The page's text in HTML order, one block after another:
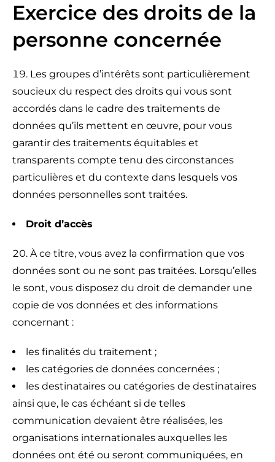
Exercice des droits de la
personne concernée
Les groupes d’intérêts sont particulièrement
soucieux du respect des droits qui vous sont
accordés dans le cadre des traitements de
données qu’ils mettent en œuvre, pour vous
garantir des traitements équitables et
transparents compte tenu des circonstances
particulières et du contexte dans lesquels vos
données personnelles sont traitées.
Droit d’accès
À ce titre, vous avez la confirmation que vos
données sont ou ne sont pas traitées. Lorsqu’elles
le sont, vous disposez du droit de demander une
copie de vos données et des informations
concernant :
les finalités du traitement ;
les catégories de données concernées ;
les destinataires ou catégories de destinataires
ainsi que, le cas échéant si de telles
communication devaient être réalisées, les
organisations internationales auxquelles les
données ont été ou seront communiquées, en